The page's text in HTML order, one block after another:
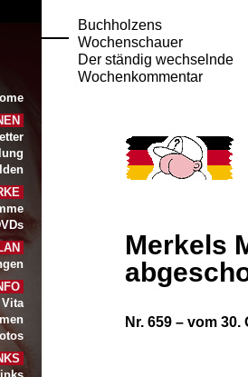
Vita
Buchholzens
Wochenschauer
Der ständig wechselnde
Wochenkommentar
Merkels
Nr. 659 – vom 30.